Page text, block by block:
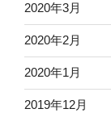
2020年3月
2020年2月
2020年1月
2019年12月